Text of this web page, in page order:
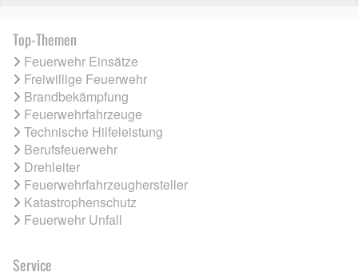
Top-Themen
Feuerwehr Einsätze
Freiwillige Feuerwehr
Brandbekämpfung
Feuerwehrfahrzeuge
Technische Hilfeleistung
Berufsfeuerwehr
Drehleiter
Feuerwehrfahrzeughersteller
Katastrophenschutz
Feuerwehr Unfall
Service